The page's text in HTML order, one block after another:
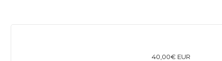
40,00€ EUR